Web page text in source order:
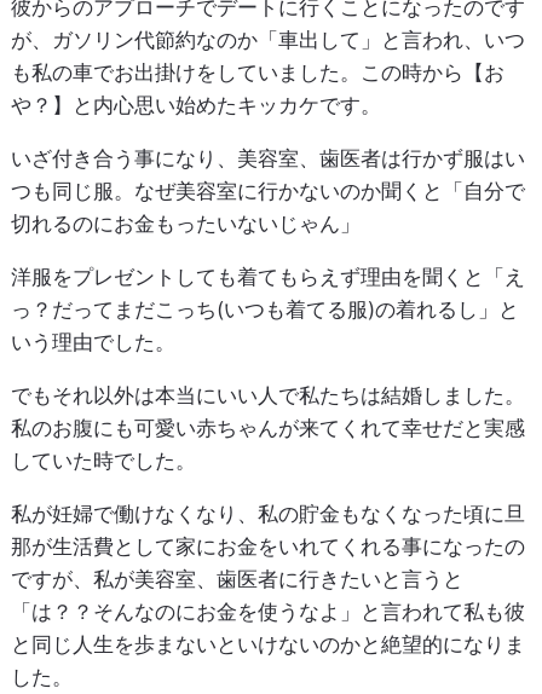
彼からのアプローチでデートに行くことになったのです
が、ガソリン代節約なのか「車出して」と言われ、いつ
も私の車でお出掛けをしていました。この時から【お
や？】と内心思い始めたキッカケです。
いざ付き合う事になり、美容室、歯医者は行かず服はい
つも同じ服。なぜ美容室に行かないのか聞くと「自分で
切れるのにお金もったいないじゃん」
洋服をプレゼントしても着てもらえず理由を聞くと「え
っ？だってまだこっち(いつも着てる服)の着れるし」と
いう理由でした。
でもそれ以外は本当にいい人で私たちは結婚しました。
私のお腹にも可愛い赤ちゃんが来てくれて幸せだと実感
していた時でした。
私が妊婦で働けなくなり、私の貯金もなくなった頃に旦
那が生活費として家にお金をいれてくれる事になったの
ですが、私が美容室、歯医者に行きたいと言うと
「は？？そんなのにお金を使うなよ」と言われて私も彼
と同じ人生を歩まないといけないのかと絶望的になりま
した。